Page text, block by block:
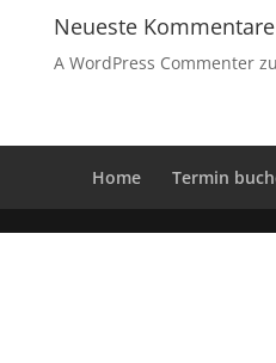
Neueste Kommentare
A WordPress Commenterzu
Home Termin